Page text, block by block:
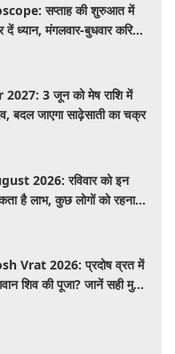
सप्ताह की शुरुआत में
ध्यान, मंगलवार-बुधवार करियर
3 जून को मेष राशि में
बदल जाएगा साढ़ेसाती का चक्र
2026: रविवार को इन
है लाभ, कुछ लोगों को रहना
Vrat 2026: प्रदोष व्रत में
शिव की पूजा? जानें सही मुहूर्त